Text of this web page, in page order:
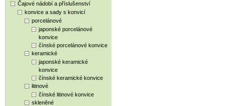
Čajové nádobí a příslušenství
konvice a sady s konvicí
porcelánové
japonské porcelánové
konvice
čínské porcelánové konvice
keramické
japonské keramické
konvice
čínské keramické konvice
litinové
čínské litinové konvice
skleněné